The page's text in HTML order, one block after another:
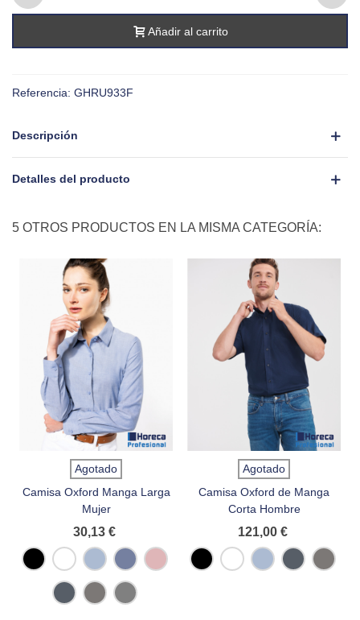
Añadir al carrito
Referencia: GHRU933F
Descripción
Detalles del producto
5 OTROS PRODUCTOS EN LA MISMA CATEGORÍA:
Agotado
Camisa Oxford Manga Larga
Mujer
30,13 €
Negro Blanco Oxford
Blue
Oxford
Cobalt
Oxford
Pink
Oxford
Navy
Oxford
Silver
Oxford
Zinc
Agotado
Camisa Oxford de Manga
Corta Hombre
121,00 €
Negro Blanco Oxford
Blue
Oxford
Navy
Oxford
Silver